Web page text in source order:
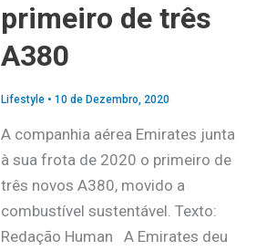
primeiro de três
A380
Lifestyle• 10 de Dezembro, 2020
A companhia aérea Emirates junta
à sua frota de 2020 o primeiro de
três novos A380, movido a
combustível sustentável. Texto:
Redação Human A Emirates deu